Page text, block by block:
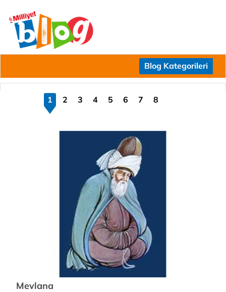
Blog Kategorileri
1 2 3 4 5 6 7 8
Mevlana